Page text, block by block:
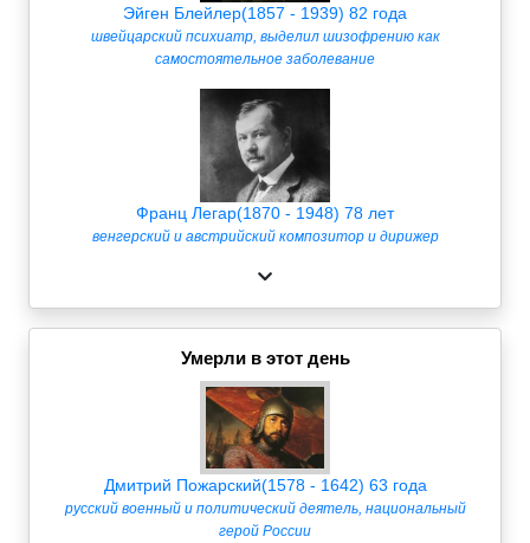
Эйген Блейлер(1857 - 1939) 82 года
швейцарский психиатр, выделил шизофрению как
самостоятельное заболевание
Франц Легар(1870 - 1948) 78 лет
венгерский и австрийский композитор и дирижер
Умерли в этот день
Дмитрий Пожарский(1578 - 1642) 63 года
русский военный и политический деятель, национальный
герой России